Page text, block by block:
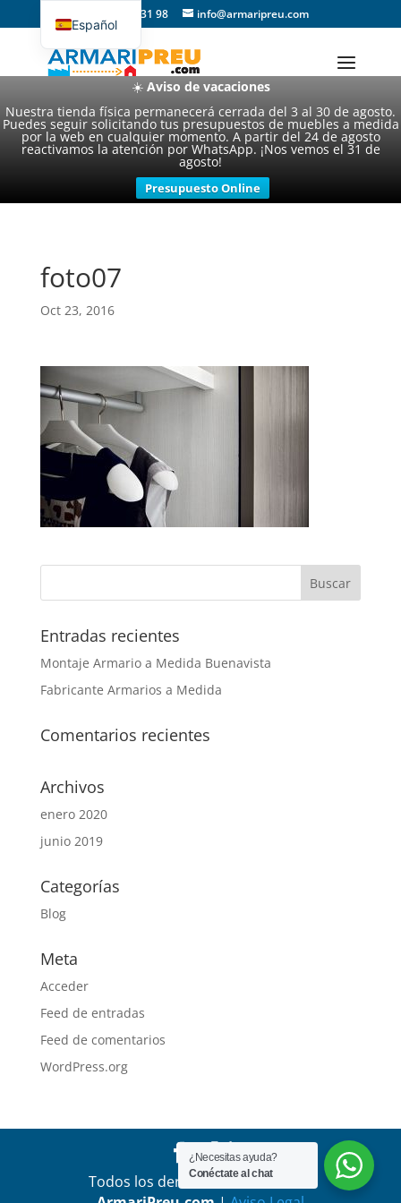
☀️ Aviso de vacaciones
Nuestra tienda física permanecerá cerrada del 3 al 30 de agosto.
Puedes seguir solicitando tus presupuestos de muebles a medida
por la web en cualquier momento. A partir del 24 de agosto
reactivamos la atención por WhatsApp. ¡Nos vemos el 31 de
agosto!
Presupuesto Online
93 357 31 98 info@armaripreu.com
foto07
Oct 23, 2016
Entradas recientes
Montaje Armario a Medida Buenavista
Fabricante Armarios a Medida
Comentarios recientes
Archivos
enero 2020
junio 2019
Categorías
Blog
Meta
Acceder
Feed de entradas
Feed de comentarios
WordPress.org
Todos los derechos reservados a
¿Necesitas ayuda?
Conéctate al chat
Español
Català